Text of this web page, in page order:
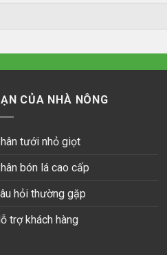
CỦA NHÀ NÔNG
tưới nhỏ giọt
bón lá cao cấp
hỏi thường gặp
trợ khách hàng